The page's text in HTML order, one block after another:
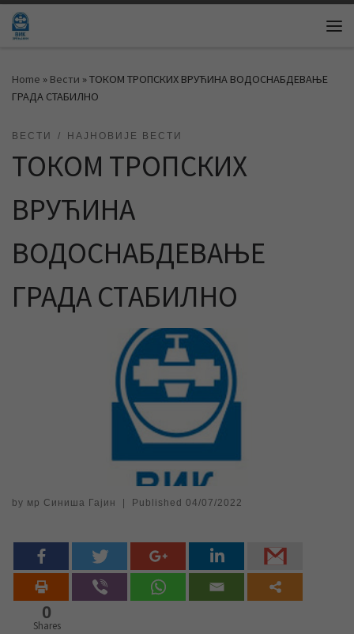
Skip to content
Home » Вести »ТОКОМ ТРОПСКИХ ВРУЋИНА ВОДОСНАБДЕВАЊЕ
ГРАДА СТАБИЛНО
ВЕСТИ НАЈНОВИЈЕ ВЕСТИ
ТОКОМ ТРОПСКИХ
ВРУЋИНА
ВОДОСНАБДЕВАЊЕ
ГРАДА СТАБИЛНО
by мр Синиша Гајин Published 04/07/2022
0
Shares